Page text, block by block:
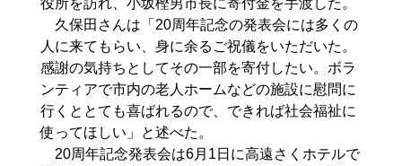
久保田さんは「20周年記念の発表会には多くの
人に来てもらい、身に余るご祝儀をいただいた。
感謝の気持ちとしてその一部を寄付したい。ボラ
ンティアで市内の老人ホームなどの施設に慰問に
行くととても喜ばれるので、できれば社会福祉に
使ってほしい」と述べた。
20周年記念発表会は6月1日に高遠さくホテルで